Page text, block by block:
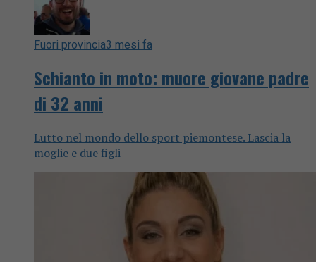
Fuori provincia3 mesi fa
Schianto in moto: muore giovane padre
di 32 anni
Lutto nel mondo dello sport piemontese. Lascia la
moglie e due figli